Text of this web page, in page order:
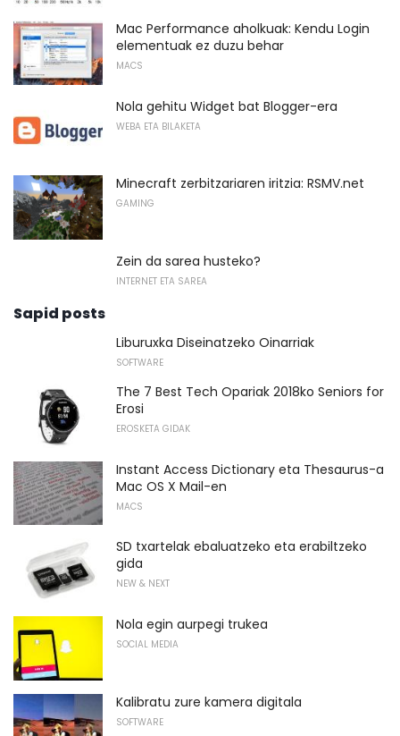
Mac Performance aholkuak: Kendu Login
elementuak ez duzu behar
MACS
Nola gehitu Widget bat Blogger-era
WEBA ETA BILAKETA
Minecraft zerbitzariaren iritzia: RSMV.net
GAMING
Zein da sarea husteko?
INTERNET ETA SAREA
Sapid posts
Liburuxka Diseinatzeko Oinarriak
SOFTWARE
The 7 Best Tech Opariak 2018ko Seniors for
Erosi
EROSKETA GIDAK
Instant Access Dictionary eta Thesaurus-a
Mac OS X Mail-en
MACS
SD txartelak ebaluatzeko eta erabiltzeko
gida
NEW & NEXT
Nola egin aurpegi trukea
SOCIAL MEDIA
Kalibratu zure kamera digitala
SOFTWARE